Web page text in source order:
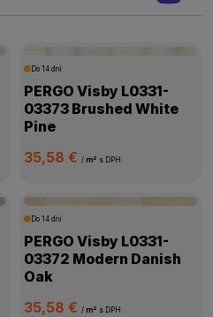
Do 14 dní
PERGO Visby L0331-
03373 Brushed White
Pine
35,58 € / m² s DPH
Do 14 dní
PERGO Visby L0331-
03372 Modern Danish
Oak
35,58 € / m² s DPH